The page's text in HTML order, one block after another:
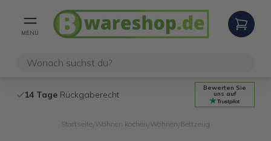
MENÜ
14 Tage Rückgaberecht Kostenloser
Bewerten Sie
uns auf
Startseite Wohnen kochen Wohnen Bettzeug